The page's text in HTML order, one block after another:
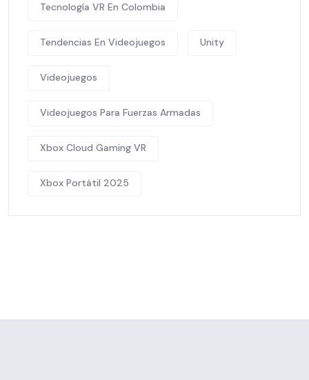
Tecnología VR En Colombia
Tendencias En Videojuegos Unity
Videojuegos
Videojuegos Para Fuerzas Armadas
Xbox Cloud Gaming VR
Xbox Portátil 2025